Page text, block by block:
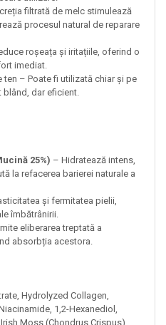
filtrată de melc stimulează
procesul natural de reparare
roșeața și iritațiile, oferind o
imediat.
– Poate fi utilizată chiar și pe
dar eficient.
25%) – Hidratează intens,
la refacerea barierei naturale a
și fermitatea pielii,
îmbătrânirii.
eliberarea treptată a
absorbția acestora.
Hydrolyzed Collagen,
1,2-Hexanediol,
Moss (Chondrus Crispus),